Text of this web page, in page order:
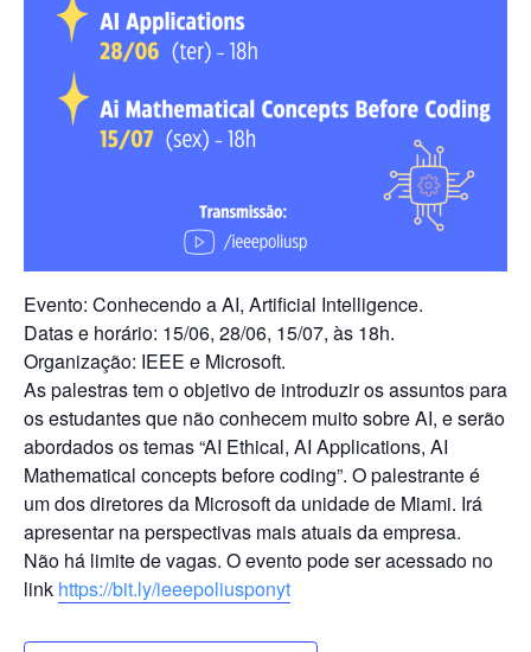
Evento: Conhecendo a AI, Artificial Intelligence.
Datas e horário: 15/06, 28/06, 15/07, às 18h.
Organização: IEEE e Microsoft.
As palestras tem o objetivo de introduzir os assuntos para
os estudantes que não conhecem muito sobre AI, e serão
abordados os temas “AI Ethical, AI Applications, AI
Mathematical concepts before coding”. O palestrante é
um dos diretores da Microsoft da unidade de Miami. Irá
apresentar na perspectivas mais atuais da empresa.
Não há limite de vagas. O evento pode ser acessado no
link https://bit.ly/ieeepoliusponyt